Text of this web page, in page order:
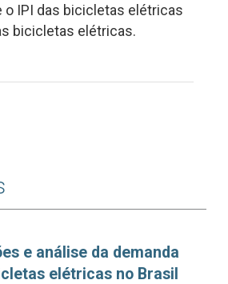
o IPI das bicicletas elétricas
bicicletas elétricas.
e análise da demanda
elétricas no Brasil